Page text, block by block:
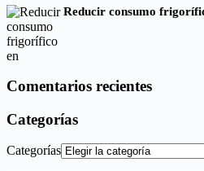
Reducir consumo
Comentarios recientes
Categorías
Categorías